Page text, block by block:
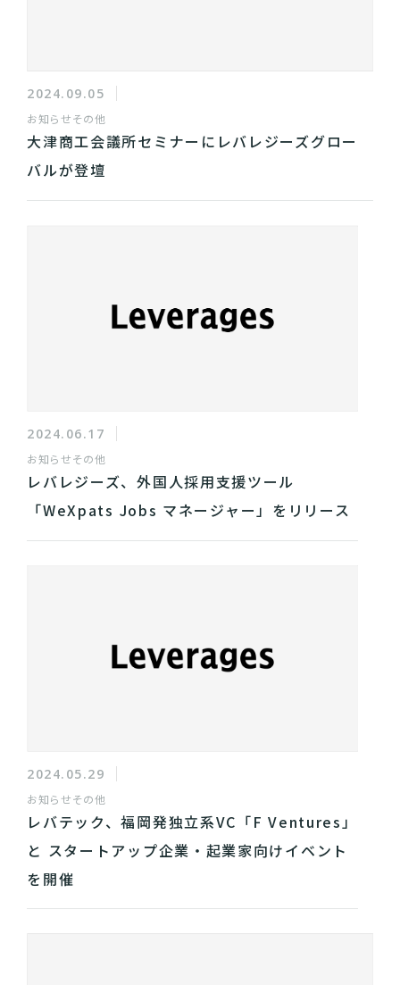
2024.09.05
お知らせその他
大津商工会議所セミナーにレバレジーズグロー
バルが登壇
2024.06.17
お知らせその他
レバレジーズ、外国人採用支援ツール
「WeXpats Jobs マネージャー」をリリース
2024.05.29
お知らせその他
レバテック、福岡発独立系VC「F Ventures」
と スタートアップ企業・起業家向けイベント
を開催